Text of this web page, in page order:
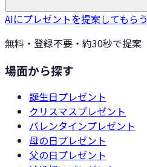
AIにプレゼントを提案してもらう
無料・登録不要・約30秒で提案
場面から探す
誕生日プレゼント
クリスマスプレゼント
バレンタインプレゼント
母の日プレゼント
父の日プレゼント